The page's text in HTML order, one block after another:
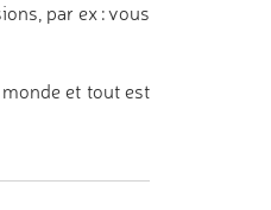
par ex : vous
et tout est